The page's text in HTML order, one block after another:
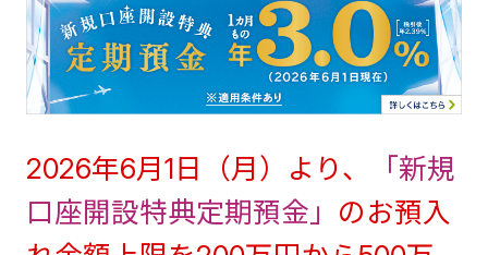
2026年6月1日（月）より、
「新規
口座開設特典定期預金」 のお預入